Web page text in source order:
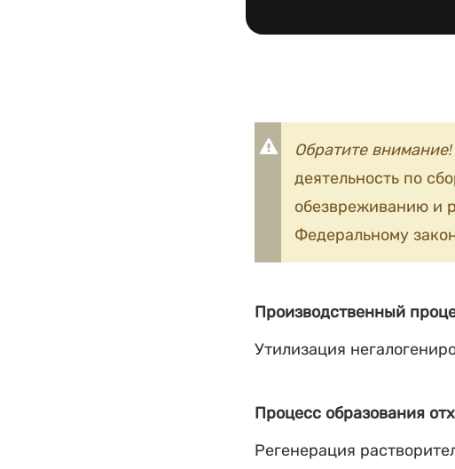
Обратите внимание!
деятельность по
обезвреживанию и
Федеральному
Производственный
Утилизация
Процесс образования
Регенерация